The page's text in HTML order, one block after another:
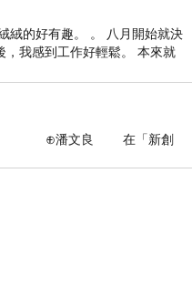
的好有趣。 。 八月開始就決
，我感到工作好輕鬆。 本來就
真
「新創